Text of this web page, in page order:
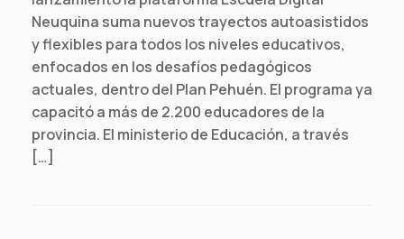
Neuquina suma nuevos trayectos autoasistidos
y flexibles para todos los niveles educativos,
enfocados en los desafíos pedagógicos
actuales, dentro del Plan Pehuén. El programa ya
capacitó a más de 2.200 educadores de la
provincia. El ministerio de Educación, a través
[…]